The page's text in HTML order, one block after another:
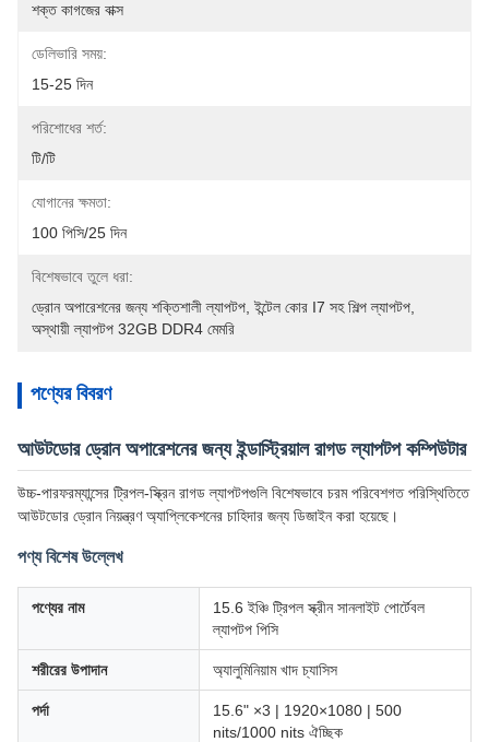
শক্ত কাগজের বাক্স
ডেলিভারি সময়:
15-25 দিন
পরিশোধের শর্ত:
টি/টি
যোগানের ক্ষমতা:
100 পিসি/25 দিন
বিশেষভাবে তুলে ধরা:
ড্রোন অপারেশনের জন্য শক্তিশালী ল্যাপটপ , ইন্টেল কোর I7 সহ শিল্প ল্যাপটপ
অস্থায়ী ল্যাপটপ 32GB DDR4 মেমরি
পণ্যের বিবরণ
আউটডোর ড্রোন অপারেশনের জন্য ইন্ডাস্ট্রিয়াল রাগড ল্যাপটপ কম্পিউটার
উচ্চ-পারফরম্যান্সের ট্রিপল-স্ক্রিন রাগড ল্যাপটপগুলি বিশেষভাবে চরম পরিবেশগত পরিস্থিতিতে
আউটডোর ড্রোন নিয়ন্ত্রণ অ্যাপ্লিকেশনের চাহিদার জন্য ডিজাইন করা হয়েছে।
পণ্য বিশেষ উল্লেখ
পণ্যের নাম
15.6 ইঞ্চি ট্রিপল স্ক্রীন সানলাইট পোর্টেবল
ল্যাপটপ পিসি
শরীরের উপাদান অ্যালুমিনিয়াম খাদ চ্যাসিস
পর্দা
15.6" ×3 | 1920×1080 | 500
nits/1000 nits ঐচ্ছিক